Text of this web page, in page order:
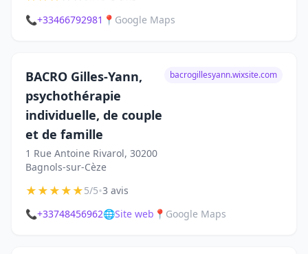
📞+33466792981 📍 Google Maps
BACRO Gilles-Yann,
psychothérapie
individuelle, de couple
et de famille
1 Rue Antoine Rivarol, 30200
Bagnols-sur-Cèze
bacrogillesyann.wixsite.com
★★★★★5/5•3 avis
📞+33748456962🌐Site web 📍 Google Maps